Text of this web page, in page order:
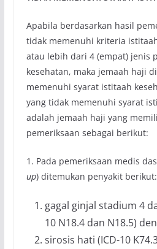
Apabila berdasarkan hasil
tidak memenuhi kriteria
atau lebih dari 4 (empat) jenis
kesehatan, maka jemaah haji
memenuhi syarat istitaah
yang tidak memenuhi syarat
adalah jemaah haji yang
pemeriksaan sebagai berikut:
1. Pada pemeriksaan medis
up) ditemukan penyakit berikut:
gagal ginjal stadium 4
10 N18.4 dan N18.5)
sirosis hati (ICD-10